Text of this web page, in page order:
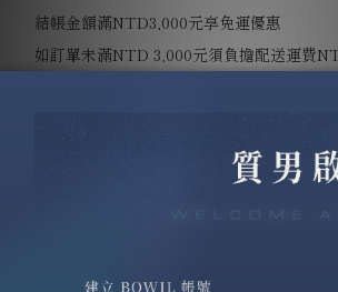
結帳金額滿NTD3,000元享免運優惠
如訂單未滿NTD 3,000元須負擔配送運費
元享免運優惠
元須負擔配送運費
新加坡及馬來西亞地區皆不含進口關稅，如
配送。如欲農曆年、天然災害或不可抗力之